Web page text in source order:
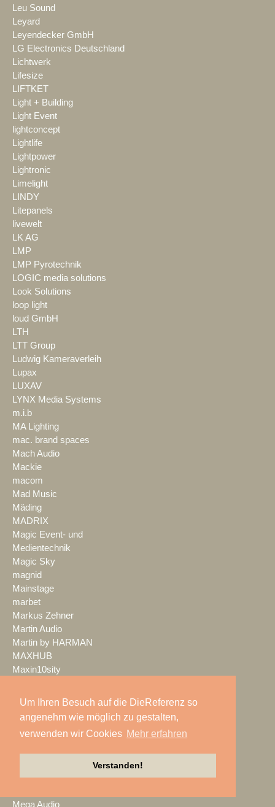
Um Ihren Besuch auf die DieReferenz so
angenehm wie möglich zu gestalten,
verwenden wir Cookies Mehr erfahren
Verstanden!
Leu Sound
Leyard
Leyendecker GmbH
LG Electronics Deutschland
Lichtwerk
Lifesize
LIFTKET
Light + Building
Light Event
lightconcept
Lightlife
Lightpower
Lightronic
Limelight
LINDY
Litepanels
livewelt
LK AG
LMP
LMP Pyrotechnik
LOGIC media solutions
Look Solutions
loop light
loud GmbH
LTH
LTT Group
Ludwig Kameraverleih
Lupax
LUXAV
LYNX Media Systems
m.i.b
MA Lighting
mac. brand spaces
Mach Audio
Mackie
macom
Mad Music
Mäding
MADRIX
Magic Event- und
Medientechnik
Magic Sky
magnid
Mainstage
marbet
Markus Zehner
Martin Audio
Martin by HARMAN
MAXHUB
Maxin10sity
MDS PAtec
Media Resource Group
MEDIA SPECTRUM
MEDIA|tek
Mega Audio